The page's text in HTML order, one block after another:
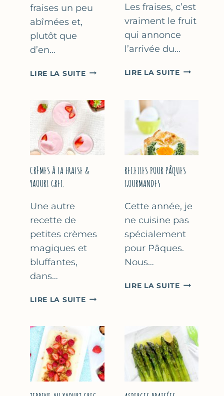
fraises un peu
abîmées et,
plutôt que
d’en…
LIRE LA SUITEGÂTEAU
FRAISES
Les fraises, c’est
vraiment le fruit
qui annonce
l’arrivée du…
LIRE LA SUITEDESSERTS
DES
MÈRES
DES
CRÈMES À LA FRAISE &
YAOURT GREC
Une autre
recette de
petites crèmes
magiques et
bluffantes,
dans…
LIRE LA SUITECRÈMES
FRAISE
YAOURT
GREC
RECETTES POUR PÂQUES
GOURMANDES
Cette année, je
ne cuisine pas
spécialement
pour Pâques.
Nous…
LIRE LA SUITERECETTES